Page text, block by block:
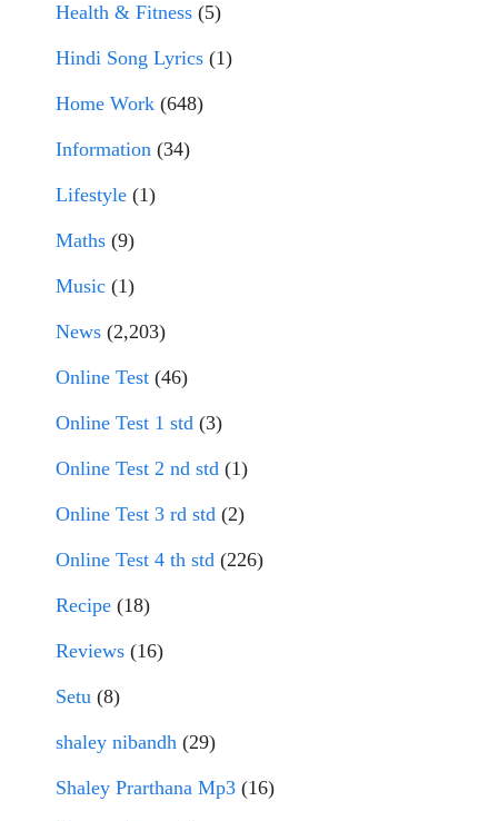
Health & Fitness (5)
Hindi Song Lyrics (1)
Home Work (648)
Information (34)
Lifestyle (1)
Maths (9)
Music (1)
News (2,203)
Online Test (46)
Online Test 1 std (3)
Online Test 2 nd std (1)
Online Test 3 rd std (2)
Online Test 4 th std (226)
Recipe (18)
Reviews (16)
Setu (8)
shaley nibandh (29)
Shaley Prarthana Mp3 (16)